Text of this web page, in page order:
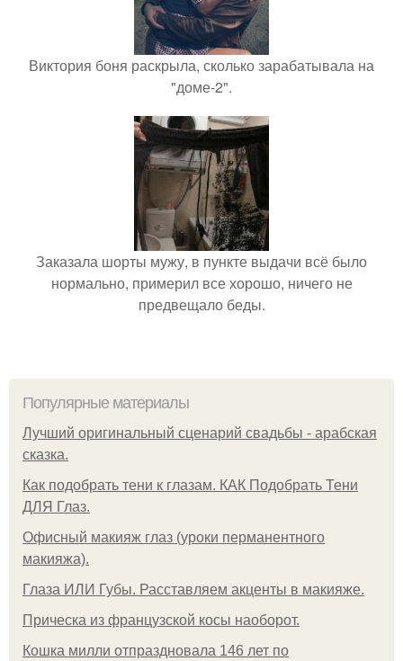
Виктория боня раскрыла, сколько зарабатывала на
"доме-2".
Заказала шорты мужу, в пункте выдачи всё было
нормально, примерил все хорошо, ничего не
предвещало беды.
Популярные материалы
Лучший оригинальный сценарий свадьбы - арабская
сказка.
Как подобрать тени к глазам. КАК Подобрать Тени
ДЛЯ Глаз.
Офисный макияж глаз (уроки перманентного
макияжа).
Глаза ИЛИ Губы. Расставляем акценты в макияже.
Прическа из французской косы наоборот.
Кошка милли отпраздновала 146 лет по